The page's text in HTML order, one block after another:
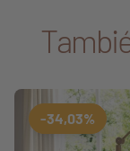
-34,03%